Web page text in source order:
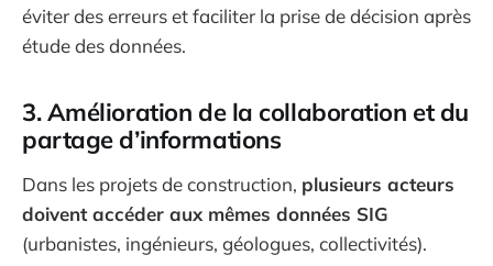
éviter des erreurs et faciliter la prise de décision après
étude des données.
3. Amélioration de la collaboration et du
partage d’informations
Dans les projets de construction, plusieurs acteurs
doivent accéder aux mêmes données SIG
(urbanistes, ingénieurs, géologues, collectivités).